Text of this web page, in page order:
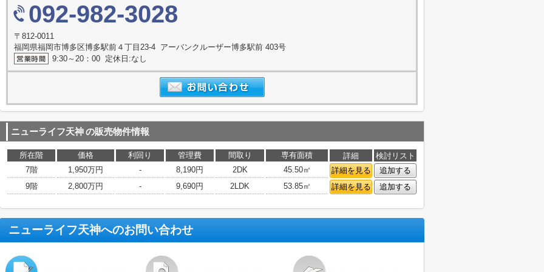
092-982-3028
〒812-0011
福岡県福岡市博多区博多駅前４丁目23-4 アーバンクルーザー博多駅前 403号
9:30～20：00 定休日:なし
ニューライフ天神の販売物件情報
所在階 価格 利回り 管理費 間取り 専有面積 詳細
検討リスト
7階
1,950万円 - 8,190円 2DK 45.50㎡ 詳細を見る
追加する
9階
2,800万円 - 9,690円 2LDK 53.85㎡ 詳細を見る 追加する
ニューライフ天神へのお問い合わせ